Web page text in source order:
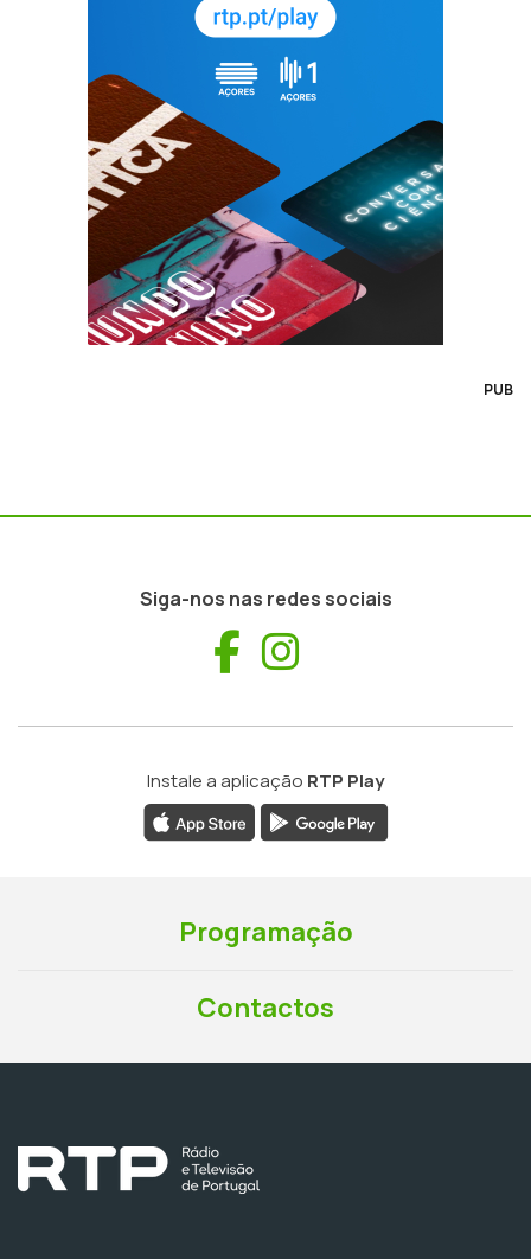
PUB
Siga-nos nas redes sociais
Facebook
Instale a aplicação RTP Play
Programação
Contactos